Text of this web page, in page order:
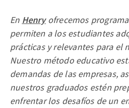
En Henry ofrecemos
permiten a los estudiantes
prácticas y relevantes para el
Nuestro método educativo
demandas de las empresas,
nuestros graduados estén
enfrentar los desafíos de un